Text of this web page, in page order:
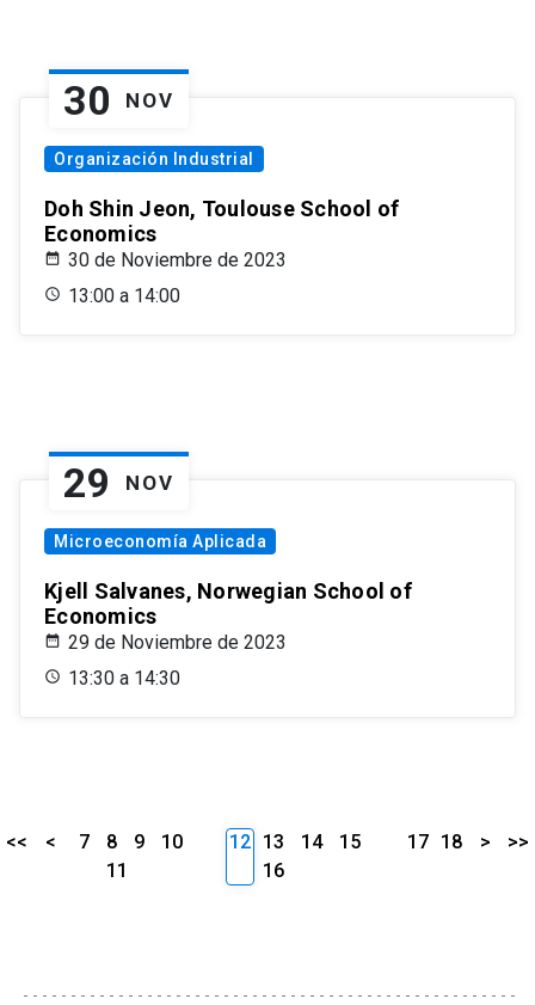
30 NOV
Organización Industrial
Doh Shin Jeon, Toulouse School of
Economics
30 de Noviembre de 2023
13:00 a 14:00
29 NOV
Microeconomía Aplicada
Kjell Salvanes, Norwegian School of
Economics
29 de Noviembre de 2023
13:30 a 14:30
<< < 7 8 9
10
11
12 13 14
15
16
17 18 > >>